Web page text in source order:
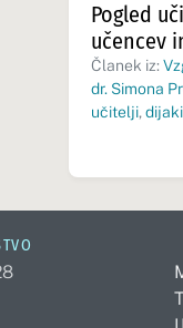
Pogled
učencev
Članek iz:
dr. Simona
učitelji, dijaki